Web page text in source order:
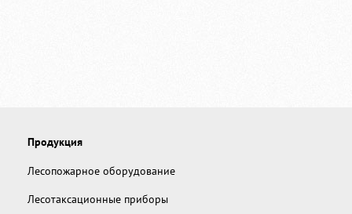
Продукция
Лесопожарное оборудование
Лесотаксационные приборы